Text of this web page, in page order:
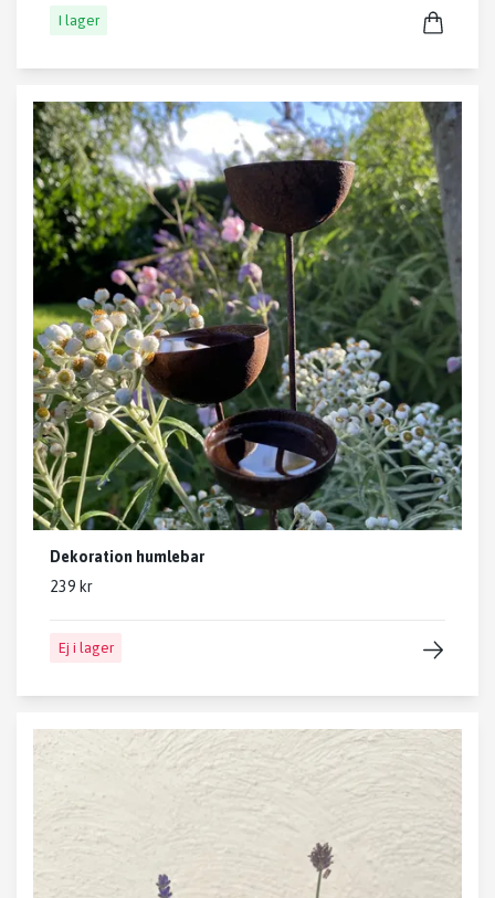
I lager
Dekoration humlebar
239 kr
Ej i lager